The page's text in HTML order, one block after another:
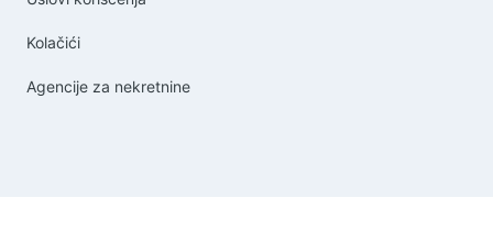
Kolačići
Agencije za nekretnine